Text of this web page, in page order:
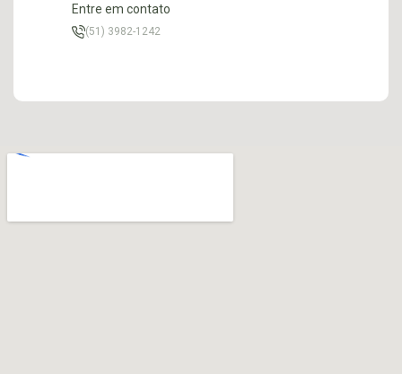
Entre em contato
(51) 3982-1242